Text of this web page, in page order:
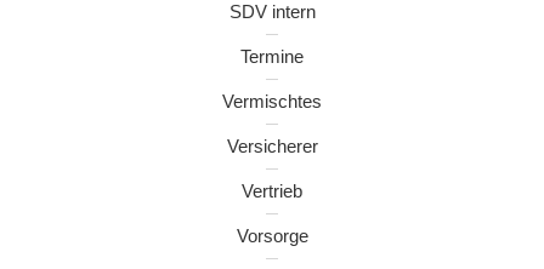
SDV intern
Termine
Vermischtes
Versicherer
Vertrieb
Vorsorge